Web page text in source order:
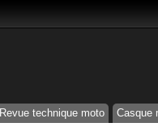
Revue technique moto Casque